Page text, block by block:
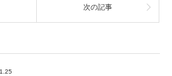
次の記事